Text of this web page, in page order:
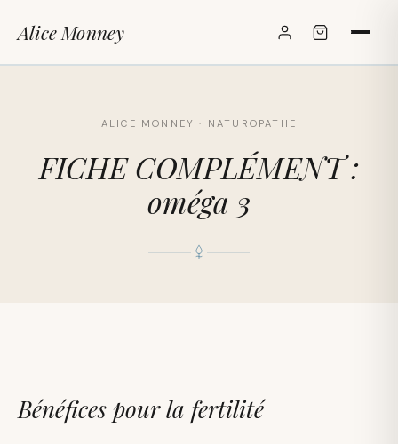
Alice Monney
ALICE MONNEY · NATUROPATHE
FICHE COMPLÉMENT :
oméga 3
Bénéfices pour la fertilité